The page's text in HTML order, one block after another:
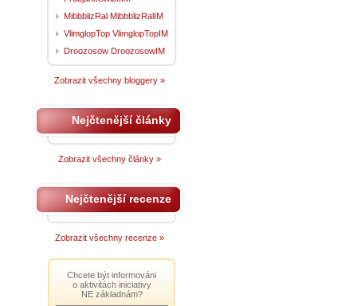
MibbblizRal MibbblizRalIM
VlimglopTop VlimglopTopIM
Droozosow DroozosowIM
Zobrazit všechny bloggery »
Nejčtenější články
Zobrazit všechny články »
Nejčtenější recenze
Zobrazit všechny recenze »
Chcete být informováni
o aktivitách iniciativy
NE základnám?